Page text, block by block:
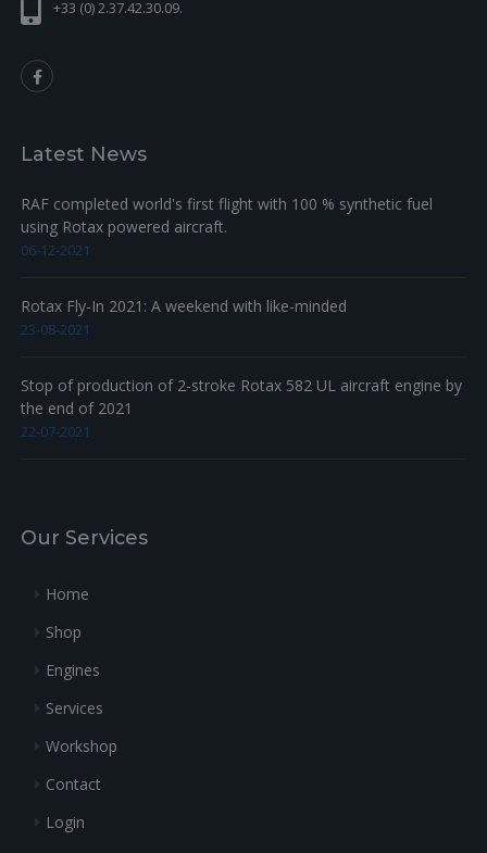
+33 (0) 2.37.42.30.09.
Latest News
RAF completed world's first flight with 100 % synthetic fuel
using Rotax powered aircraft.
06-12-2021
Rotax Fly-In 2021: A weekend with like-minded
23-08-2021
Stop of production of 2-stroke Rotax 582 UL aircraft engine by
the end of 2021
22-07-2021
Our Services
Home
Shop
Engines
Services
Workshop
Contact
Login